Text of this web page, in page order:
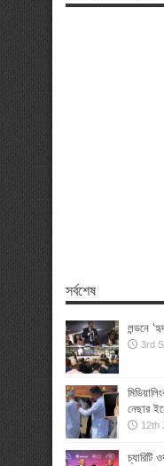
সর্বশেষ
লন্ডনে
3rd
নেছার
12th
চ্যারিটি